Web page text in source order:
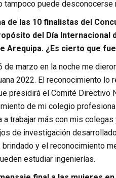
tampoco puede
de las 10 finalistas del
del Día
Arequipa. ¿Es cierto que
de marzo en la noche me
2022. El reconocimiento
presidirá el Comité Directivo
de mi colegio
a trabajar más con mis
de investigación
y el reconocimiento
estudiar ingenierías.